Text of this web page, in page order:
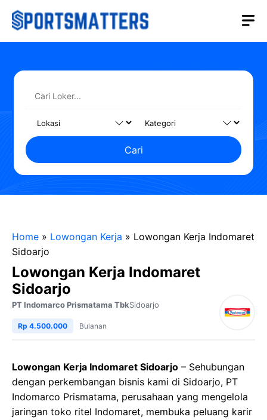
Langsung
Cari
Home » Lowongan Kerja » Lowongan Kerja Indomaret
Sidoarjo
Lowongan Kerja Indomaret
Sidoarjo
PT Indomarco Prismatama TbkSidoarjo
Rp 4.500.000 Bulanan
Lowongan Kerja Indomaret Sidoarjo – Sehubungan
dengan perkembangan bisnis kami di Sidoarjo, PT
Indomarco Prismatama, perusahaan yang mengelola
jaringan toko ritel Indomaret, membuka peluang karir